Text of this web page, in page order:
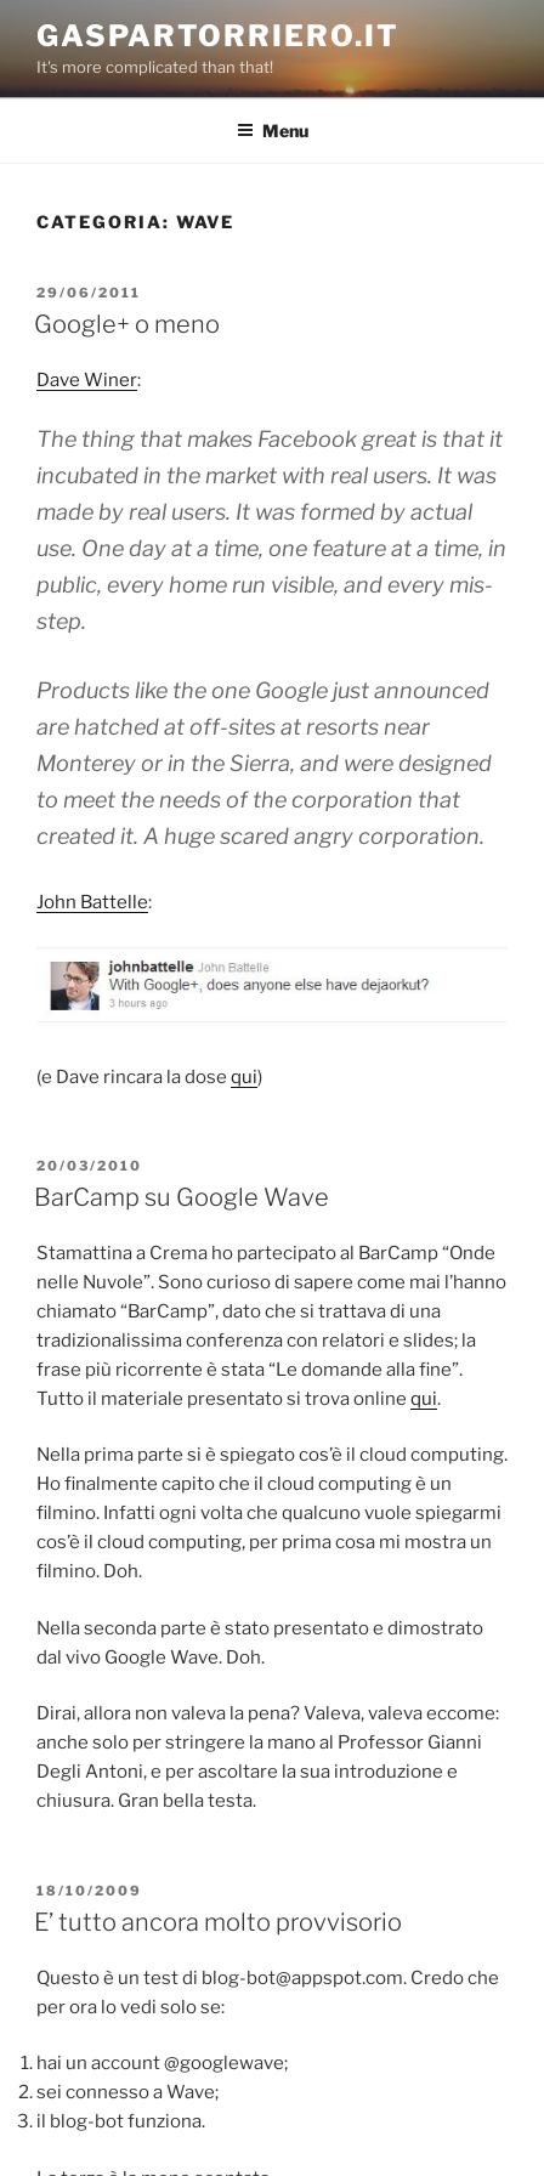
contenuto
GASPARTORRIERO.IT
It's more complicated than that!
Menu
CATEGORIA: WAVE
PUBBLICATO
IL
29/06/2011
Google+ o meno
Dave Winer:
The thing that makes Facebook great is that it
incubated in the market with real users. It was
madeby real users. It was formed by actual
use. One day at a time, one feature at a time, in
public, every home run visible, and every mis-
step.
Products like the one Google just announced
are hatched at off-sites at resorts near
Monterey or in the Sierra, and were designed
to meet the needs of the corporation that
created it. A huge scared angry corporation.
John Battelle:
(e Dave rincara la dose qui)
PUBBLICATO
IL
20/03/2010
BarCamp su Google Wave
Stamattina a Crema ho partecipato al BarCamp “Onde
nelle Nuvole”. Sono curioso di sapere come mai l’hanno
chiamato “BarCamp”, dato che si trattava di una
tradizionalissima conferenza con relatori e slides; la
frase più ricorrente è stata “Le domande alla fine”.
Tutto il materiale presentato si trova online qui.
Nella prima parte si è spiegato cos’è il cloud computing.
Ho finalmente capito che il cloud computing è un
filmino. Infatti ogni volta che qualcuno vuole spiegarmi
cos’è il cloud computing, per prima cosa mi mostra un
filmino. Doh.
Nella seconda parte è stato presentato e dimostrato
dal vivo Google Wave. Doh.
Dirai, allora non valeva la pena? Valeva, valeva eccome:
anche solo per stringere la mano al Professor Gianni
Degli Antoni, e per ascoltare la sua introduzione e
chiusura. Gran bella testa.
PUBBLICATO
IL
18/10/2009
E’ tutto ancora molto provvisorio
Questo è un test di blog-bot@appspot.com. Credo che
per ora lo vedi solo se:
hai un account @googlewave;
sei connesso a Wave;
il blog-bot funziona.